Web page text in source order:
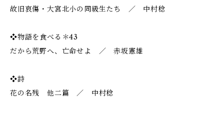
故旧哀傷・大宮北小の同級生たち ／ 中村稔
❖物語を食べる＊43
だから荒野へ、亡命せよ ／ 赤坂憲雄
❖詩
花の名残 他二篇 ／ 中村稔